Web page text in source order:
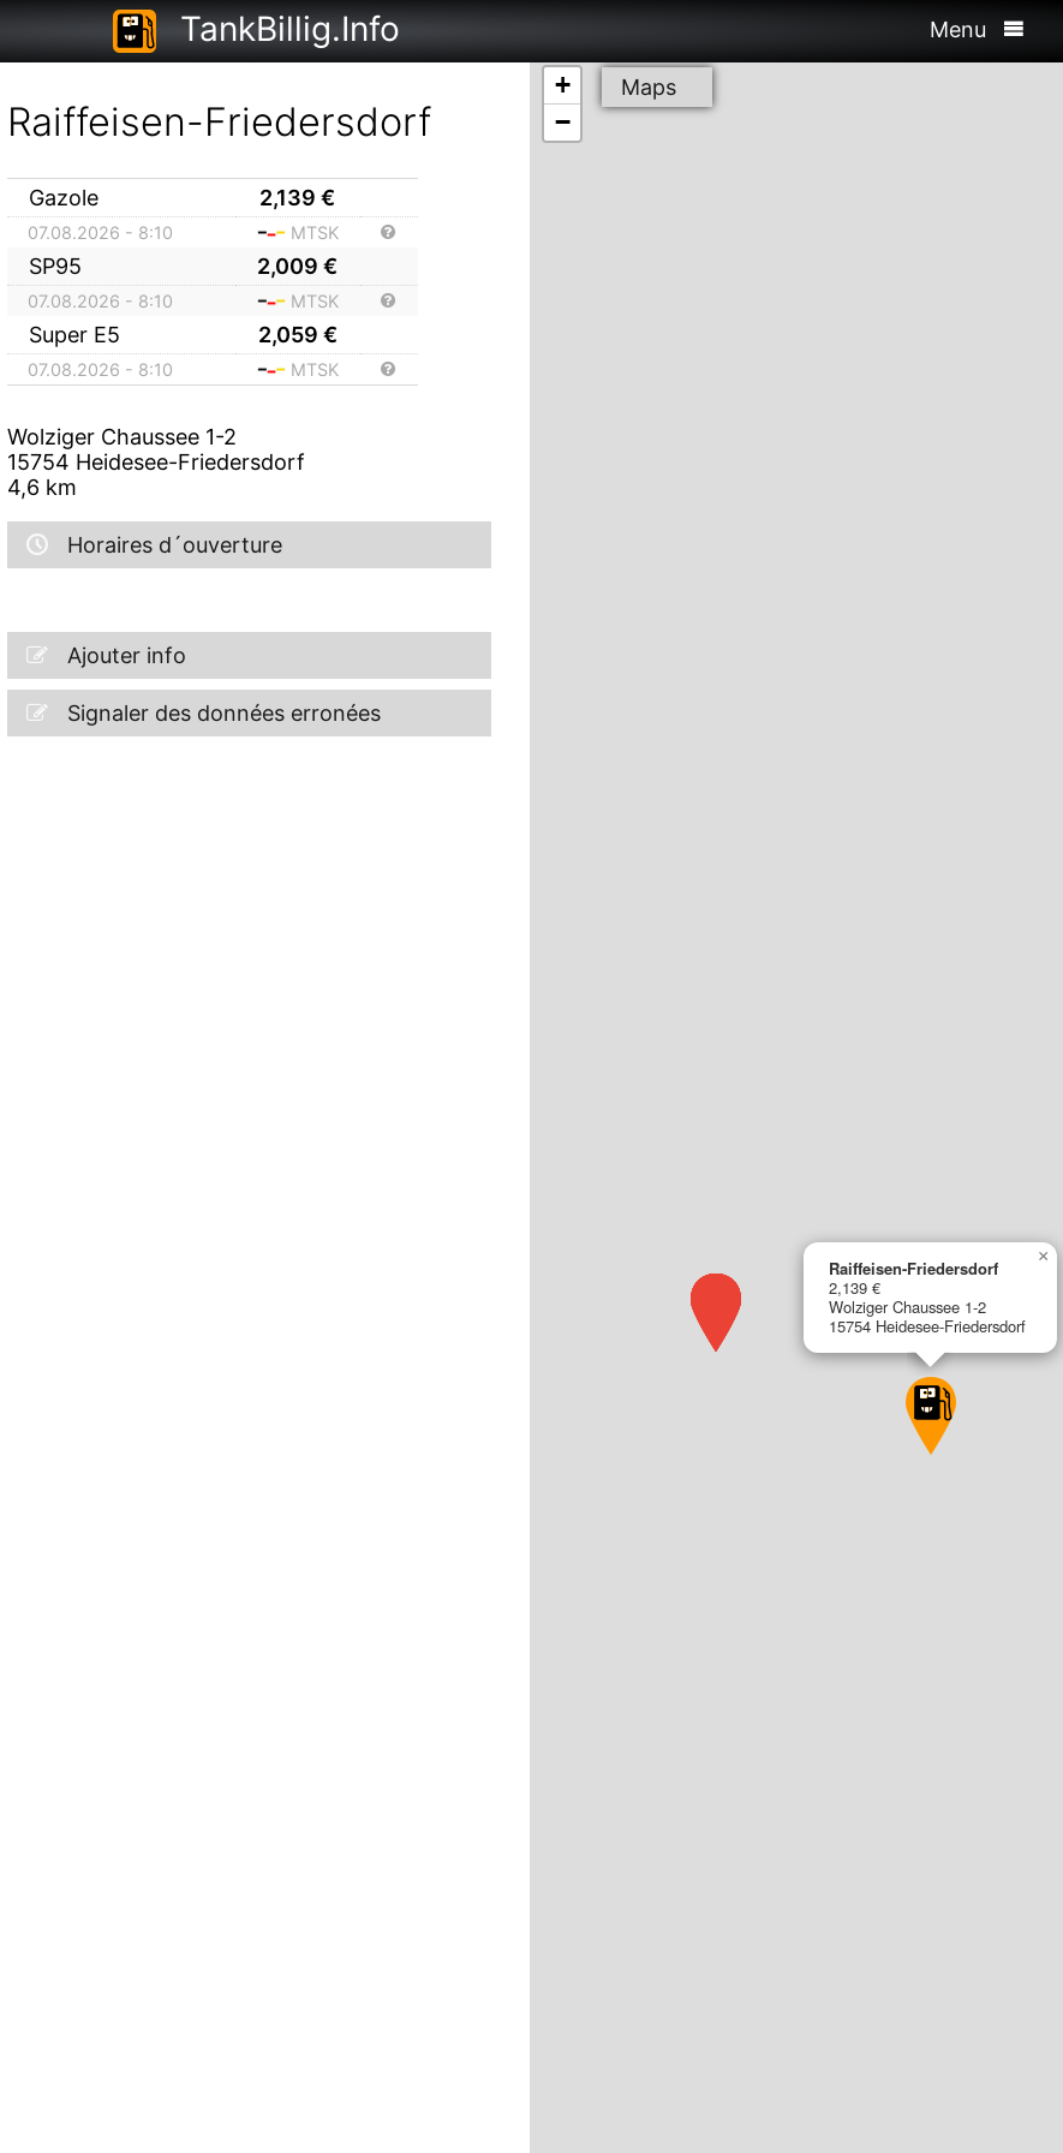
TankBillig.Info Menu
Raiffeisen-Friedersdorf
Gazole 2,139 €
07.08.2026 - 8:10 MTSK
SP95 2,009 €
07.08.2026 - 8:10 MTSK
Super E5 2,059 €
07.08.2026 - 8:10 MTSK
Wolziger Chaussee 1-2
15754 Heidesee-Friedersdorf
4,6 km
Horaires d´ouverture
Ajouter info
Signaler des données erronées
Raiffeisen-Friedersdorf
2,139 €
Wolziger Chaussee 1-2
15754 Heidesee-Friedersdorf
×
+
−
Maps